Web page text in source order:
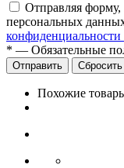
Отправляя форму,
персональных
конфиденциальности
* — Обязательные
Сбросить
Похожие